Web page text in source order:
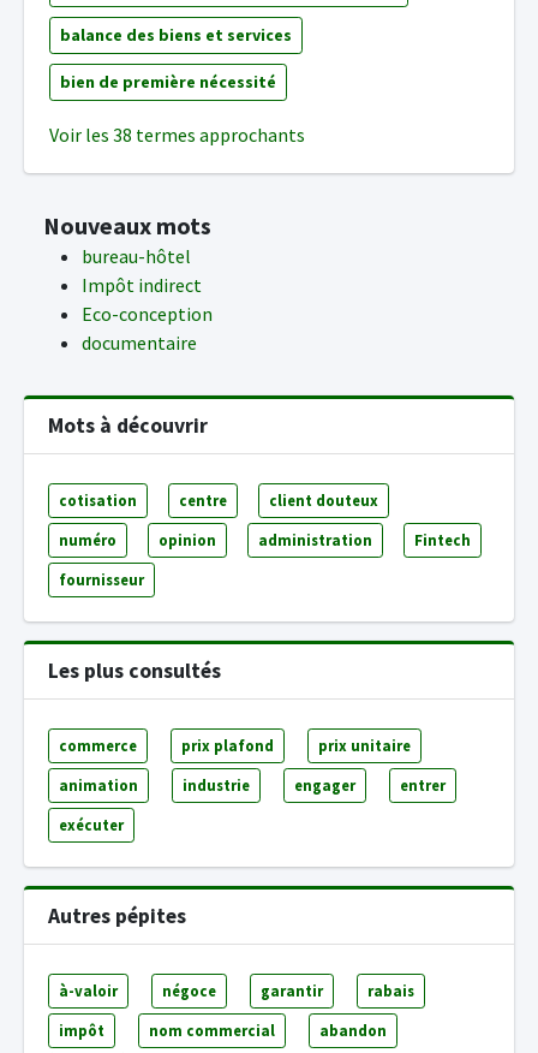
balance des biens et services
bien de première nécessité
Voir les 38 termes approchants
Nouveaux mots
bureau-hôtel
Impôt indirect
Eco-conception
documentaire
Mots à découvrir
cotisation centre client douteux
numéro opinion administration Fintech
fournisseur
Les plus consultés
commerce prix plafond prix unitaire
animation industrie engager entrer
exécuter
Autres pépites
à-valoir négoce garantir rabais
impôt nom commercial abandon